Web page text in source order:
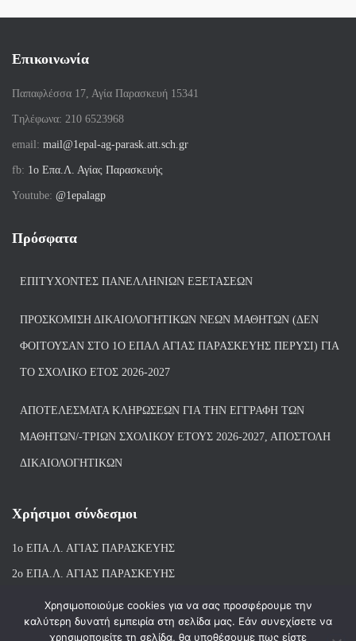
Επικοινωνία
Παπαφλέσσα 17, Αγία Παρασκευή 15341
Tηλέφωνα: 210 6523968
email: mail@1epal-ag-parask.att.sch.gr
fb: 1ο Επα.Λ. Αγίας Παρασκευής
Youtube: @1epalagp
Πρόσφατα
ΕΠΙΤΥΧΌΝΤΕΣ ΠΑΝΕΛΛΗΝΊΩΝ ΕΞΕΤΆΣΕΩΝ
ΠΡΟΣΚΌΜΙΣΗ ΔΙΚΑΙΟΛΟΓΗΤΙΚΏΝ ΝΈΩΝ ΜΑΘΗΤΏΝ (ΔΕΝ
ΦΟΙΤΟΎΣΑΝ ΣΤΟ 1Ο ΕΠΑΛ ΑΓΙΑΣ ΠΑΡΑΣΚΕΥΗΣ ΠΈΡΥΣΙ) ΓΙΑ
ΤΟ ΣΧΟΛΙΚΌ ΈΤΟΣ 2026-2027
ΑΠΟΤΕΛΈΣΜΑΤΑ ΚΛΗΡΏΣΕΩΝ ΓΙΑ ΤΗΝ ΕΓΓΡΑΦΉ ΤΩΝ
ΜΑΘΗΤΏΝ/-ΤΡΙΏΝ ΣΧΟΛΙΚΟΎ ΈΤΟΥΣ 2026-2027, ΑΠΟΣΤΟΛΉ
ΔΙΚΑΙΟΛΟΓΗΤΙΚΏΝ
Χρήσιμοι σύνδεσμοι
1ο ΕΠΑ.Λ. ΑΓΙΑΣ ΠΑΡΑΣΚΕΥΗΣ
2ο ΕΠΑ.Λ. ΑΓΙΑΣ ΠΑΡΑΣΚΕΥΗΣ
1ο Ε.Κ. ΑΓΙΑΣ ΠΑΡΑΣΚΕΥΗΣ
ΒΙΒΛΙΟΘΗΚΗ 1ου & 2ου ΕΠΑΛ ΑΓΙΑΣ ΠΑΡΑΣΚΕΥΗΣ
Χρησιμοποιούμε cookies για να σας προσφέρουμε την
καλύτερη δυνατή εμπειρία στη σελίδα μας. Εάν συνεχίσετε να
χρησιμοποιείτε τη σελίδα, θα υποθέσουμε πως είστε